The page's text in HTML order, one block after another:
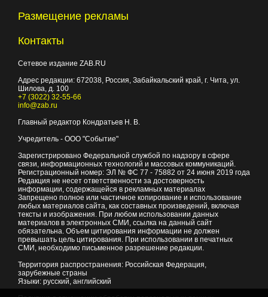
Размещение рекламы
Контакты
Сетевое издание ZAB.RU
Адрес редакции: 672038 , Россия, Забайкальский край, г. Чита ул.
Шилова, д. 100
+7 (3022) 32-55-66
info@zab.ru
Главный редактор Кондратьев Н. В.
Учредитель - ООО "Событие"
Зарегистрировано Федеральной службой по надзору в сфере
связи, информационных технологий и массовых коммуникаций.
Регистрационный номер: ЭЛ № ФС 77 - 75882 от 24 июня 2019 года
Редакция не несет ответственности за достоверность
информации, содержащейся в рекламных материалах
Запрещено полное или частичное копирование и использование
любых материалов сайта, как составных произведений, включая
тексты и изображения. При любом использовании данных
материалов в электронных СМИ, ссылка на данный сайт
обязательна. Объем цитирования информации не должен
превышать цель цитирования. При использовании в печатных
СМИ, необходимо письменное разрешение редакции.
Территория распространения: Российская Федерация,
зарубежные страны
Языки: русский, английский